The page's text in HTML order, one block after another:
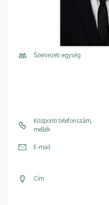
Szervezeti egység
Központi telefonszám,
mellék
E-mail
Cím